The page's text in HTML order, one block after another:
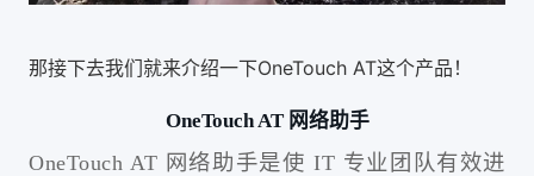
那接下去我们就来介绍一下OneTouch AT这个产品！
OneTouch AT 网络助手
OneTouch AT 网络助手是使 IT 专业团队有效进